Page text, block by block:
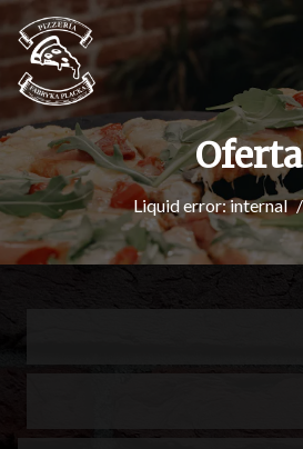
Oferta
Liquid error: internal